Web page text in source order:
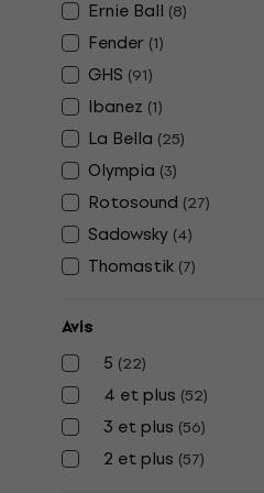
Ernie Ball (8)
Fender (1)
GHS (91)
Ibanez (1)
La Bella (25)
Olympia (3)
Rotosound (27)
Sadowsky (4)
Thomastik (7)
Avis
5 (22)
4 et plus (52)
3 et plus (56)
2 et plus (57)